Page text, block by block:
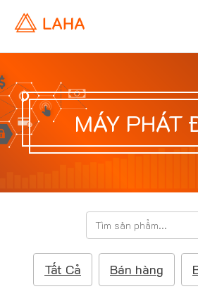
MÁY PHÁT
T
ì
m
Tất Cả Bán hàng